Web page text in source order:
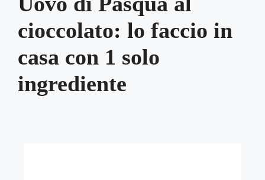
cioccolato: lo faccio in
casa con 1 solo
ingrediente